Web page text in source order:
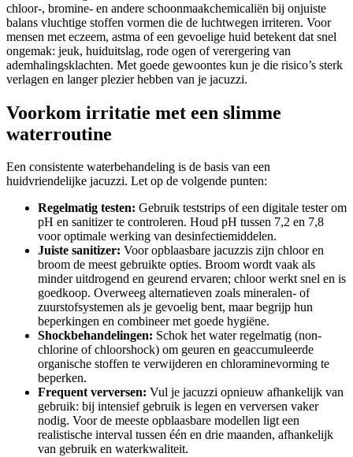
chloor-, bromine- en andere schoonmaakchemicaliën bij onjuiste
balans vluchtige stoffen vormen die de luchtwegen irriteren. Voor
mensen met eczeem, astma of een gevoelige huid betekent dat snel
ongemak: jeuk, huiduitslag, rode ogen of verergering van
ademhalingsklachten. Met goede gewoontes kun je die risico’s sterk
verlagen en langer plezier hebben van je jacuzzi.
Voorkom irritatie met een slimme
waterroutine
Een consistente waterbehandeling is de basis van een
huidvriendelijke jacuzzi. Let op de volgende punten:
Regelmatig testen: Gebruik teststrips of een digitale tester om
pH en sanitizer te controleren. Houd pH tussen 7,2 en 7,8
voor optimale werking van desinfectiemiddelen.
Juiste sanitizer: Voor opblaasbare jacuzzis zijn chloor en
broom de meest gebruikte opties. Broom wordt vaak als
minder uitdrogend en geurend ervaren; chloor werkt snel en is
goedkoop. Overweeg alternatieven zoals mineralen- of
zuurstofsystemen als je gevoelig bent, maar begrijp hun
beperkingen en combineer met goede hygiëne.
Shockbehandelingen: Schok het water regelmatig (non-
chlorine of chloorshock) om geuren en geaccumuleerde
organische stoffen te verwijderen en chloraminevorming te
beperken.
Frequent verversen: Vul je jacuzzi opnieuw afhankelijk van
gebruik: bij intensief gebruik is legen en verversen vaker
nodig. Voor de meeste opblaasbare modellen ligt een
realistische interval tussen één en drie maanden, afhankelijk
van gebruik en waterkwaliteit.